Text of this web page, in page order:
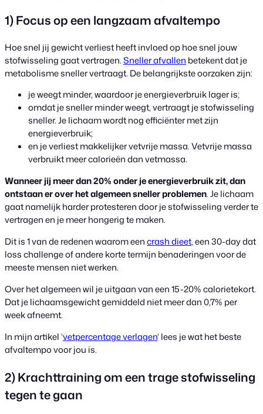
1) Focus op een langzaam afvaltempo
Hoe snel jij gewicht verliest heeft invloed op hoe snel jouw
stofwisseling gaat vertragen.Sneller afvallen betekent dat je
metabolisme sneller vertraagt. De belangrijkste oorzaken zijn:
je weegt minder, waardoor je energieverbruik lager is;
omdat je sneller minder weegt, vertraagt je stofwisseling
sneller. Je lichaam wordt nog efficiënter met zijn
energieverbruik;
en je verliest makkelijker vetvrije massa. Vetvrije massa
verbruikt meer calorieën dan vetmassa.
Wanneer jij meer dan 20% onder je energieverbruik zit, dan
ontstaan er over het algemeen sneller problemen. Je lichaam
gaat namelijk harder protesteren door je stofwisseling verder te
vertragen en je meer hongerig te maken.
Dit is 1 van de redenen waarom eencrash dieet, een 30-day dat
loss challenge of andere korte termijn benaderingen voor de
meeste mensen niet werken.
Over het algemeen wil je uitgaan van een 15-20% calorietekort.
Dat je lichaamsgewicht gemiddeld niet meer dan 0,7% per
week afneemt.
In mijn artikel ‘vetpercentage verlagen‘ lees je wat het beste
afvaltempo voor jou is.
2) Krachttraining om een trage stofwisseling
tegen te gaan